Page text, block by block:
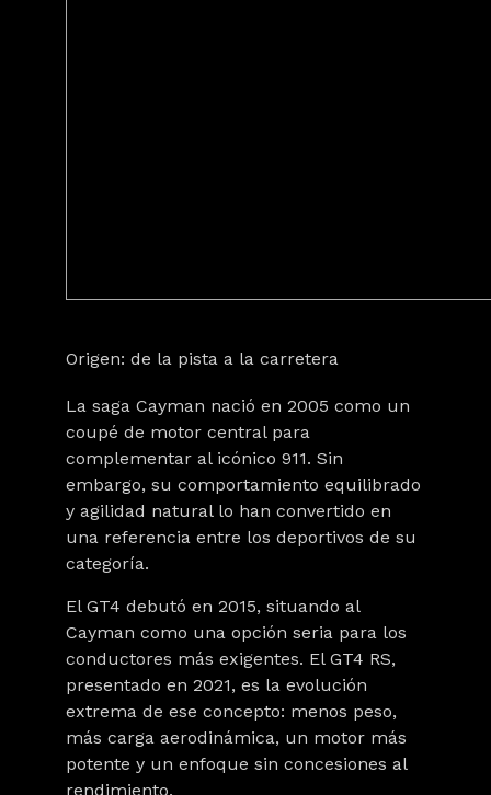
Origen: de la pista a la carretera
La saga Cayman nació en 2005 como un
coupé de motor central para
complementar al icónico 911. Sin
embargo, su comportamiento equilibrado
y agilidad natural lo han convertido en
una referencia entre los deportivos de su
categoría.
El GT4 debutó en 2015, situando al
Cayman como una opción seria para los
conductores más exigentes. El GT4 RS,
presentado en 2021, es la evolución
extrema de ese concepto: menos peso,
más carga aerodinámica, un motor más
potente y un enfoque sin concesiones al
rendimiento.